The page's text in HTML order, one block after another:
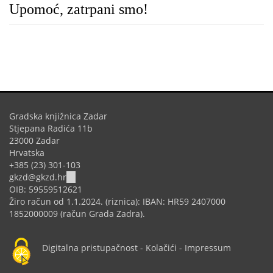
Upomoć, zatrpani smo!
Gradska knjižnica Zadar
Stjepana Radića 11b
23000 Zadar
Hrvatska
+385 (23) 301-103
gkzd@gkzd.hr
sends
e-
mail)
OIB: 59559512621
Žiro račun od 1.1.2024. (riznica): IBAN: HR59 2407000
1852000009 (račun Grada Zadra).
Digitalna pristupačnost - Kolačići - Impressum